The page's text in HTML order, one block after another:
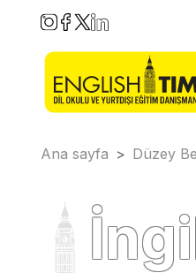
Ana sayfa > Düzey